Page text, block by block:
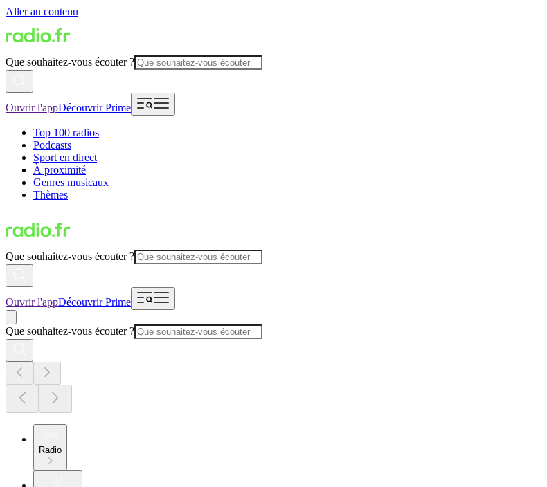
Aller au contenu
Que souhaitez-vous écouter ?
Ouvrir l'appDécouvrir Prime
Top 100 radios
Podcasts
Sport en direct
À proximité
Genres musicaux
Thèmes
Que souhaitez-vous écouter ?
Ouvrir l'appDécouvrir Prime
Que souhaitez-vous écouter ?
Radio